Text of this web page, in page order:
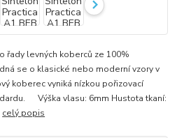
řady levných koberců ze 100%
se o klasické nebo moderní vzory v
koberec vyniká nízkou pořizovací
Výška vlasu: 6mm Hustota tkaní:
celý popis